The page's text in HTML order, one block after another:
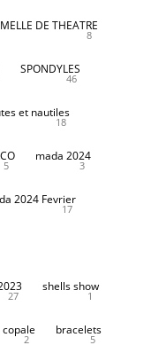
DE THEATRE
8
SPONDYLES
46
et nautiles
18
5
mada 2024
3
2024 Fevrier
17
27
shells show
1
2
bracelets
5